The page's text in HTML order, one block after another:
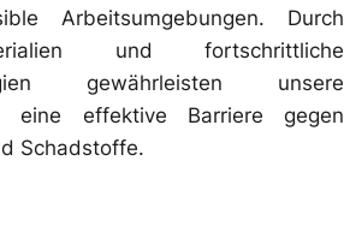
Arbeitsumgebungen. Durch
und fortschrittliche
gewährleisten unsere
eine effektive Barriere gegen
Schadstoffe.